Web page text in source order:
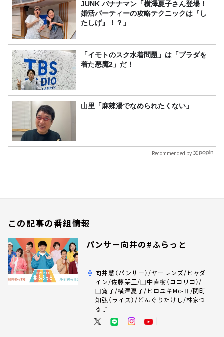
JUNK バナナマン「横澤夏子さん登場！
婚活パーティーの攻略テクニックは『し
たしげ』！？」
「イモトのスク水着問題」は「プラダを
着た悪魔2」だ！
山里「麻辣湯でなめられたくない」
Recommended by
この記事の番組情報
パンサー向井の#ふらっと
向井慧（パンサー）/ヤーレンズ/ヒャダ
イン/佐藤栞里/田中直樹（ココリコ）/三
田寛子/横澤夏子/ヒロユキMc-Ⅱ/関町
知弘（ライス）/どんぐりたけし/林家つ
る子